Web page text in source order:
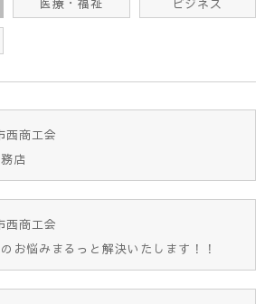
医療・福祉 ビジネス
西商工会
店
西商工会
お悩みまるっと解決いたします！！